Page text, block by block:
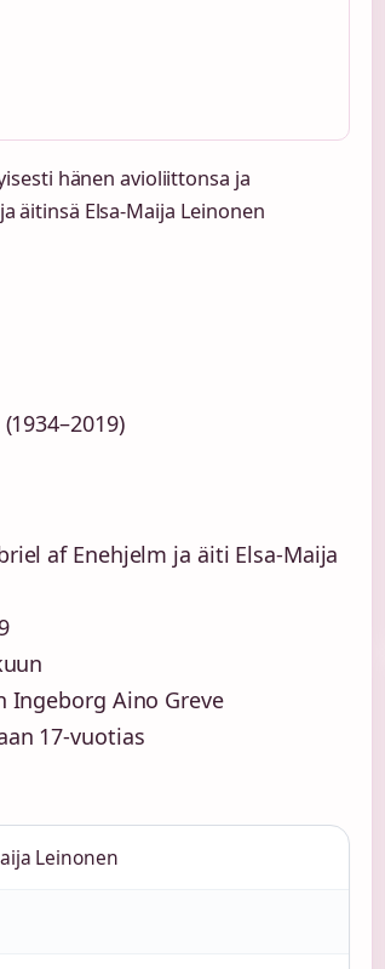
hänen avioliittonsa ja
äitinsä Elsa-Maija Leinonen
af Enehjelm ja äiti Elsa-Maija
Ingeborg Aino Greve
17-vuotias
Leinonen